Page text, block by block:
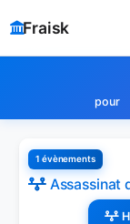
Fraisk
pour
1 évènements
Assassinat